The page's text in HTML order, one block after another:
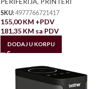
SKU:4977766721417
155,00KM +PDV
181,35 KM sa PDV
DODAJ U KORPU